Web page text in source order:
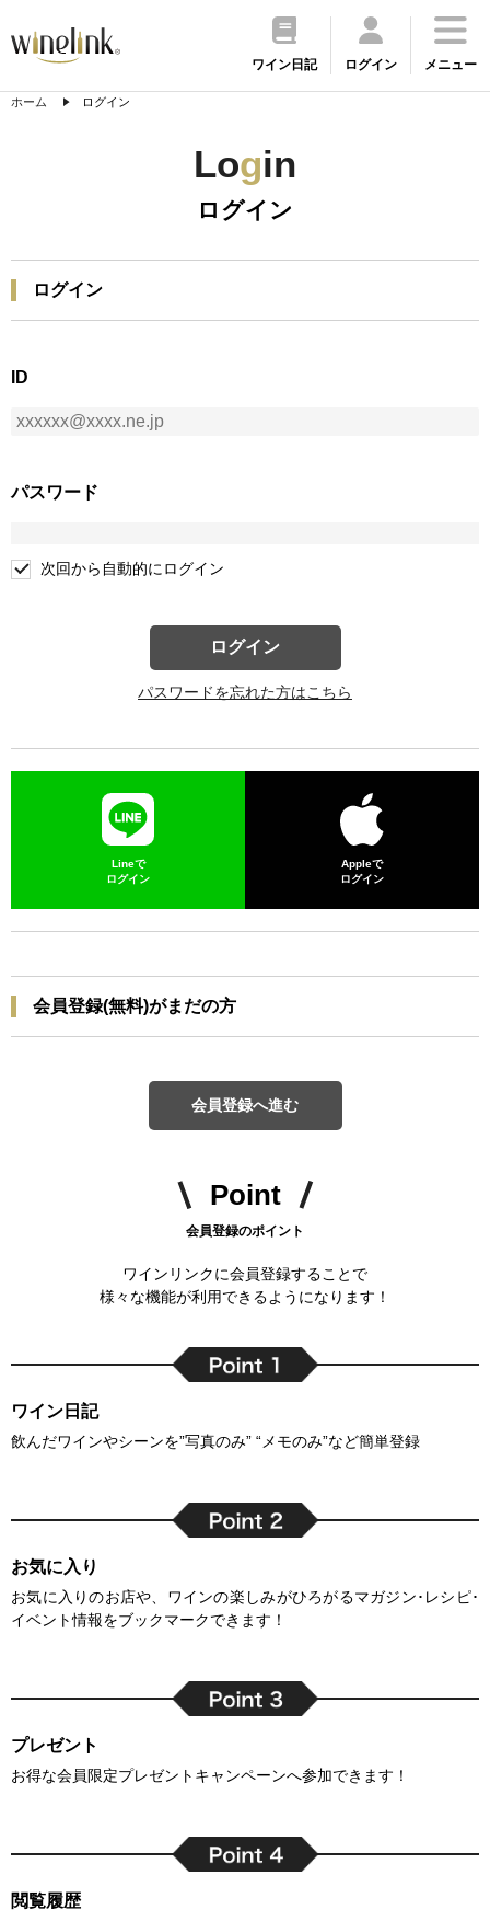
ワイン日記 ログイン メニュー
ホーム ログイン
Login
ログイン
ログイン
ID
パスワード
次回から自動的にログイン
ログイン
パスワードを忘れた方はこちら
Lineで
ログイン
Appleで
ログイン
会員登録(無料)がまだの方
会員登録へ進む
Point
会員登録のポイント
ワインリンクに会員登録することで
様々な機能が利用できるようになります！
ワイン日記
飲んだワインやシーンを”写真のみ” “メモのみ”など簡単登録
お気に入り
お気に入りのお店や、ワインの楽しみがひろがるマガジン･レシピ･
イベント情報をブックマークできます！
プレゼント
お得な会員限定プレゼントキャンペーンへ参加できます！
閲覧履歴